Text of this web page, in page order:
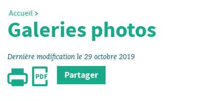
Accueil
Galeries photos
Dernière modification le 29 octobre 2019
Partager